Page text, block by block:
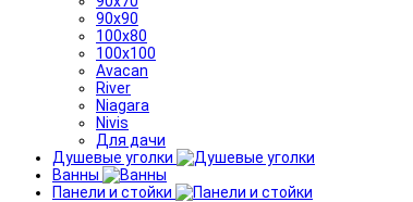
90x90
100x80
100x100
Avacan
River
Niagara
Nivis
Для дачи
Душевые уголки
Ванны
Панели и стойки